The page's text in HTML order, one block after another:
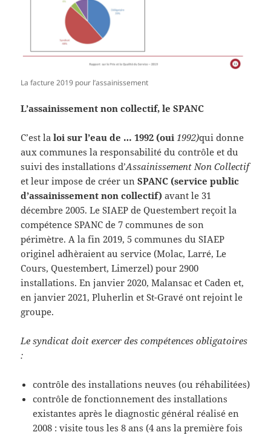
La facture 2019 pour l’assainissement
L’assainissement non collectif, le SPANC
C’est la loi sur l’eau de … 1992 (oui1992)qui donne
aux communes la responsabilité du contrôle et du
suivi des installations d’Assainissement Non Collectif
et leur impose de créer unSPANC (service public
d’assainissement non collectif) avant le 31
décembre 2005. Le SIAEP de Questembert reçoit la
compétence SPANC de 7 communes de son
périmètre. A la fin 2019, 5 communes du SIAEP
originel adhèraient au service (Molac, Larré, Le
Cours, Questembert, Limerzel) pour 2900
installations. En janvier 2020, Malansac et Caden et,
en janvier 2021, Pluherlin et St-Gravé ont rejoint le
groupe.
Le syndicat doit exercer des compétences obligatoires
:
contrôle des installations neuves (ou réhabilitées)
contrôle de fonctionnement des installations
existantes après le diagnostic général réalisé en
2008 : visite tous les 8 ans (4 ans la première fois